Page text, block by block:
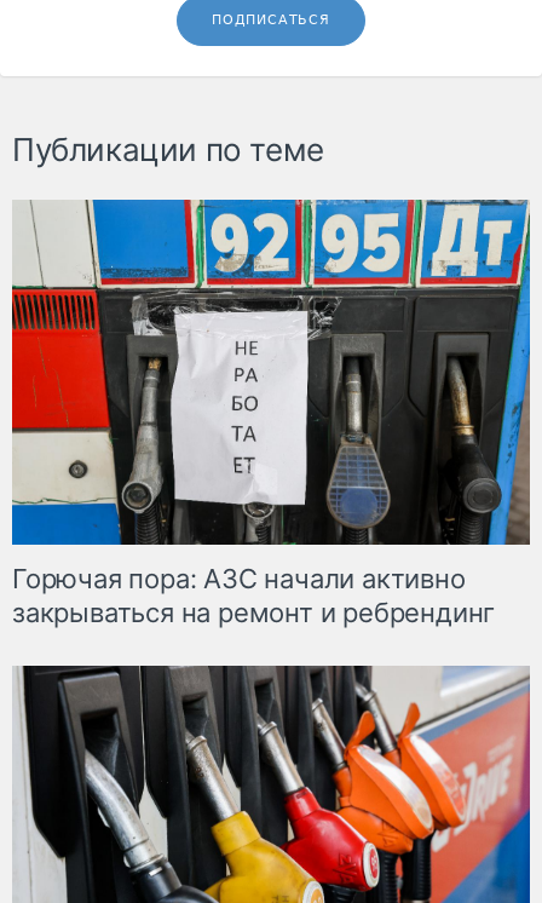
ПОДПИСАТЬСЯ
Публикации по теме
Горючая пора: АЗС начали активно
закрываться на ремонт и ребрендинг